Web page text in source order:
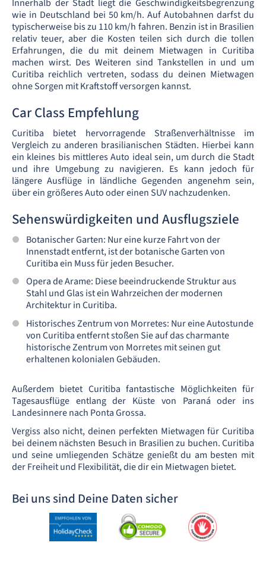
Innerhalb der Stadt liegt die Geschwindigkeitsbegrenzung
wie in Deutschland bei 50 km/h. Auf Autobahnen darfst du
typischerweise bis zu 110 km/h fahren. Benzin ist in Brasilien
relativ teuer, aber die Kosten teilen sich durch die tollen
Erfahrungen, die du mit deinem Mietwagen in Curitiba
machen wirst. Des Weiteren sind Tankstellen in und um
Curitiba reichlich vertreten, sodass du deinen Mietwagen
ohne Sorgen mit Kraftstoff versorgen kannst.
Car Class Empfehlung
Curitiba bietet hervorragende Straßenverhältnisse im
Vergleich zu anderen brasilianischen Städten. Hierbei kann
ein kleines bis mittleres Auto ideal sein, um durch die Stadt
und ihre Umgebung zu navigieren. Es kann jedoch für
längere Ausflüge in ländliche Gegenden angenehm sein,
über ein größeres Auto oder einen SUV nachzudenken.
Sehenswürdigkeiten und Ausflugsziele
Botanischer Garten: Nur eine kurze Fahrt von der
Innenstadt entfernt, ist der botanische Garten von
Curitiba ein Muss für jeden Besucher.
Opera de Arame: Diese beeindruckende Struktur aus
Stahl und Glas ist ein Wahrzeichen der modernen
Architektur in Curitiba.
Historisches Zentrum von Morretes: Nur eine Autostunde
von Curitiba entfernt stoßen Sie auf das charmante
historische Zentrum von Morretes mit seinen gut
erhaltenen kolonialen Gebäuden.
Außerdem bietet Curitiba fantastische Möglichkeiten für
Tagesausflüge entlang der Küste von Paraná oder ins
Landesinnere nach Ponta Grossa.
Vergiss also nicht, deinen perfekten Mietwagen für Curitiba
bei deinem nächsten Besuch in Brasilien zu buchen. Curitiba
und seine umliegenden Schätze genießt du am besten mit
der Freiheit und Flexibilität, die dir ein Mietwagen bietet.
Bei uns sind Deine Daten sicher